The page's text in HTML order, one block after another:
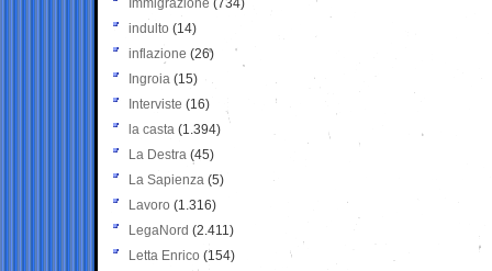
Immigrazione (734)
indulto (14)
inflazione (26)
Ingroia (15)
Interviste (16)
la casta (1.394)
La Destra (45)
La Sapienza (5)
Lavoro (1.316)
LegaNord (2.411)
Letta Enrico (154)